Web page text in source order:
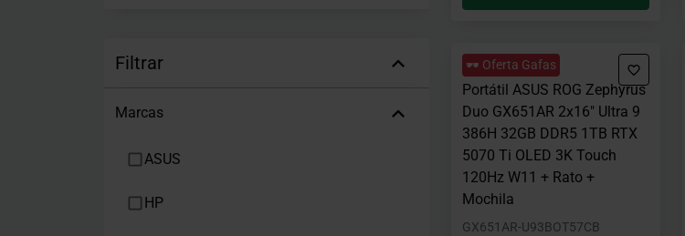
Filtrar
Marcas
ASUS
HP
🕶️ Oferta Gafas
Portátil ASUS ROG Zephyrus
Duo GX651AR 2x16" Ultra 9
386H 32GB DDR5 1TB RTX
5070 Ti OLED 3K Touch
120Hz W11 + Rato +
Mochila
GX651AR-U93BOT57CB